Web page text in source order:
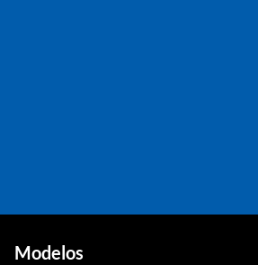
VER NO MAPA
Modelos